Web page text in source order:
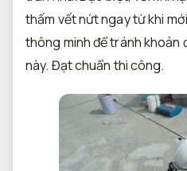
thấm vết nứt ngay từ khi
thông minh để tránh khoản
này. Đạt chuẩn thi công.